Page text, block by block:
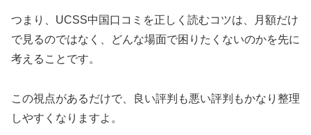
つまり、UCSS中国口コミを正しく読むコツは、月額だけ
で見るのではなく、どんな場面で困りたくないのかを先に
考えることです。
この視点があるだけで、良い評判も悪い評判もかなり整理
しやすくなりますよ。